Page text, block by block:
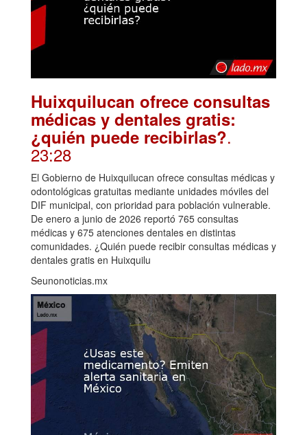
Huixquilucan ofrece consultas
médicas y dentales gratis:
¿quién puede recibirlas?.
23:28
El Gobierno de Huixquilucan ofrece consultas médicas y
odontológicas gratuitas mediante unidades móviles del
DIF municipal, con prioridad para población vulnerable.
De enero a junio de 2026 reportó 765 consultas
médicas y 675 atenciones dentales en distintas
comunidades. ¿Quién puede recibir consultas médicas y
dentales gratis en Huixquilu
Seunonoticias.mx